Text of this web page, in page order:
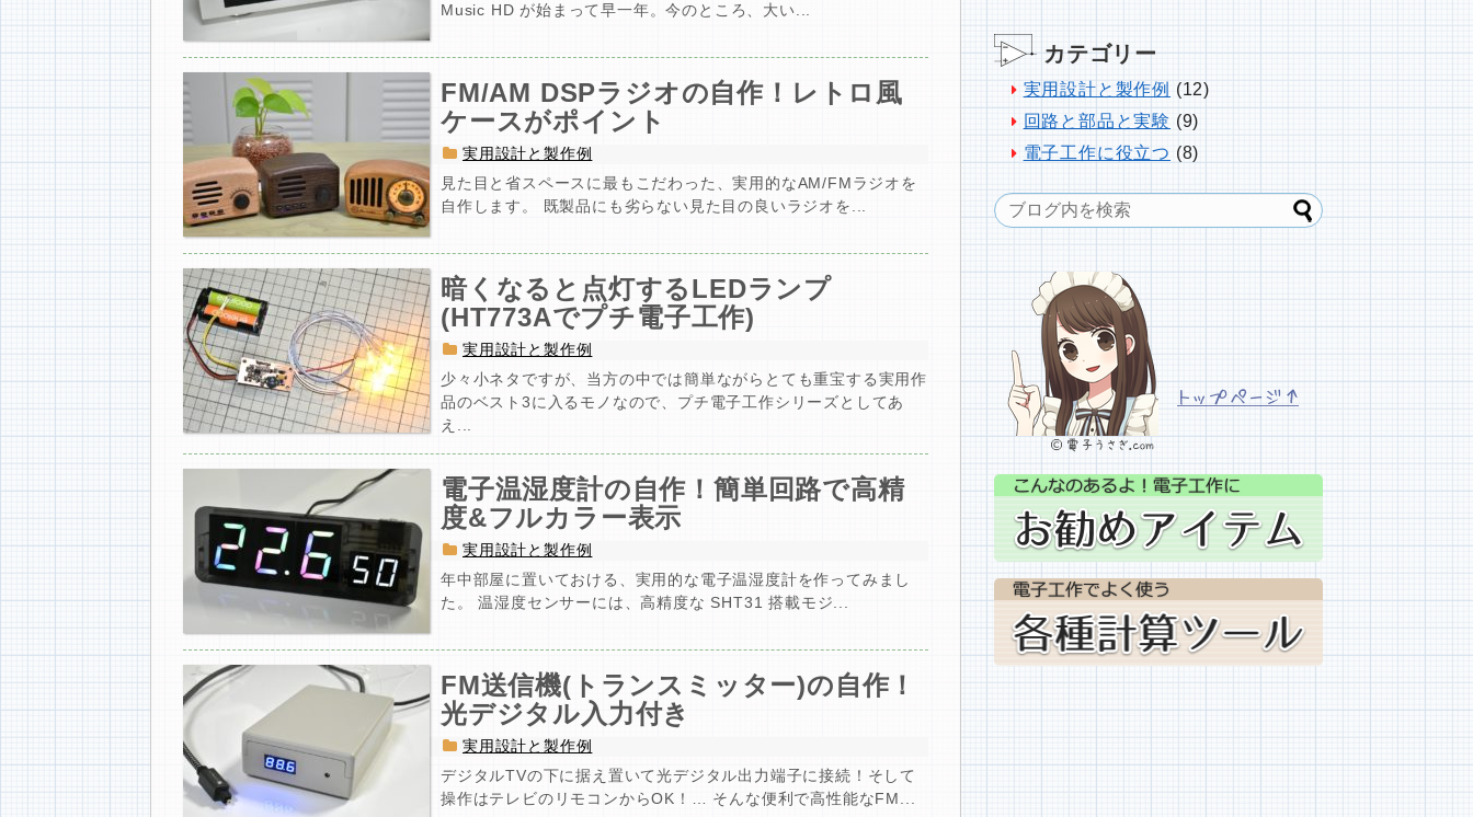
Music HD が始まって早一年。今のところ、大い...
FM/AM DSPラジオの自作！レトロ風
ケースがポイント
実用設計と製作例
見た目と省スペースに最もこだわった、実用的なAM/FMラジオを
自作します。 既製品にも劣らない見た目の良いラジオを...
暗くなると点灯するLEDランプ
(HT773Aでプチ電子工作)
実用設計と製作例
少々小ネタですが、当方の中では簡単ながらとても重宝する実用作
品のベスト3に入るモノなので、プチ電子工作シリーズとしてあ
え...
電子温湿度計の自作！簡単回路で高精
度&フルカラー表示
実用設計と製作例
年中部屋に置いておける、実用的な電子温湿度計を作ってみまし
た。 温湿度センサーには、高精度な SHT31 搭載モジ...
FM送信機(トランスミッター)の自作！
光デジタル入力付き
実用設計と製作例
デジタルTVの下に据え置いて光デジタル出力端子に接続！そして
操作はテレビのリモコンからOK！… そんな便利で高性能なFM...
カテゴリー
実用設計と製作例 (12)
回路と部品と実験 (9)
電子工作に役立つ (8)